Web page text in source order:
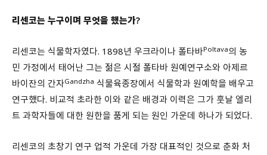
리센코는 누구이며 무엇을 했는가?
리센코는 식물학자였다. 1898년 우크라이나 폴타바Poltava의 농
민 가정에서 태어난 그는 젊은 시절 폴타바 원예연구소와 아제르
바이잔의 간자Gandzha 식물육종장에서 식물학과 원예학을 배우고
연구했다. 비교적 초라한 이와 같은 배경과 이력은 그가 훗날 엘리
트 과학자들에 대한 원한을 품게 되는 원인 가운데 하나가 되었다.
리센코의 초창기 연구 업적 가운데 가장 대표적인 것으로 춘화 처